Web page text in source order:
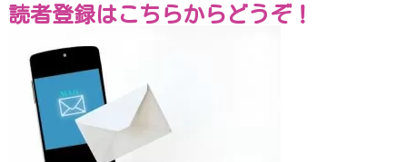
読者登録はこちらからどうぞ！